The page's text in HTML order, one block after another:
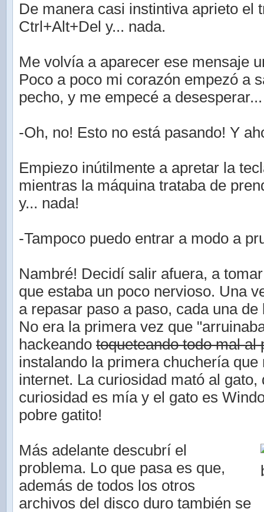
De manera casi instintiva aprieto el
Ctrl+Alt+Del y... nada.
Me volvía a aparecer ese mensaje
Poco a poco mi corazón empezó a
pecho, y me empecé a desesperar...
-Oh, no! Esto no está pasando! Y
Empiezo inútilmente a apretar la
mientras la máquina trataba de
y... nada!
-Tampoco puedo entrar a modo a
Nambré! Decidí salir afuera, a
que estaba un poco nervioso. Una
a repasar paso a paso, cada una
No era la primera vez que
hackeando toqueteando todo mal al
instalando la primera chuchería que
internet. La curiosidad mató al gato,
curiosidad es mía y el gato es
pobre gatito!
Más adelante descubrí el
problema. Lo que pasa es que,
además de todos los otros
archivos del disco duro también se